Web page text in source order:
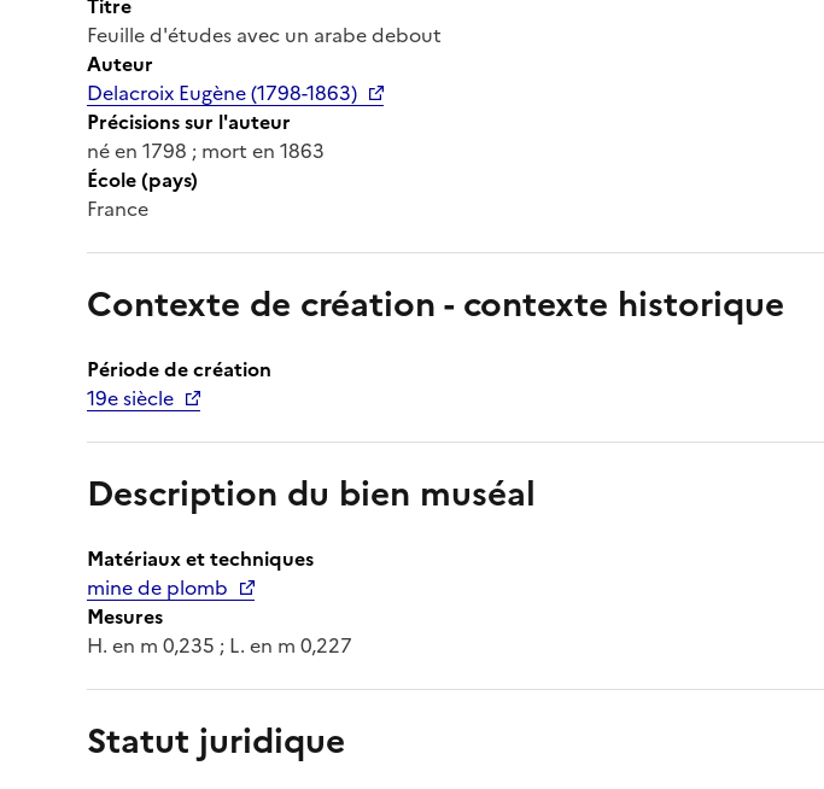
Feuille d'études avec un arabe debout
Auteur
Delacroix Eugène (1798-1863)
Précisions sur l'auteur
né en 1798 ; mort en 1863
École (pays)
France
Contexte de création - contexte historique
Période de création
19e siècle
Description du bien muséal
Matériaux et techniques
mine de plomb
Mesures
H. en m 0,235 ; L. en m 0,227
Statut juridique